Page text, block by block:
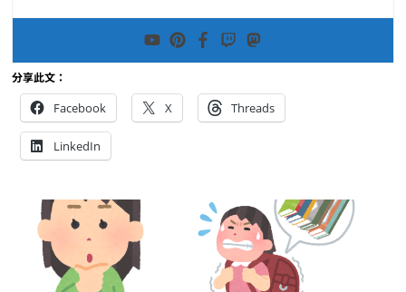
分享此文：
Facebook X Threads
LinkedIn